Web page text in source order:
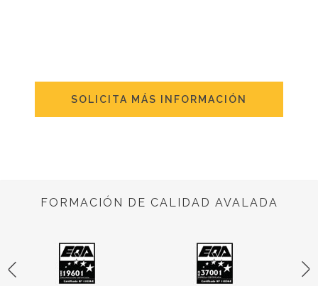
SOLICITA MÁS INFORMACIÓN
FORMACIÓN DE CALIDAD AVALADA